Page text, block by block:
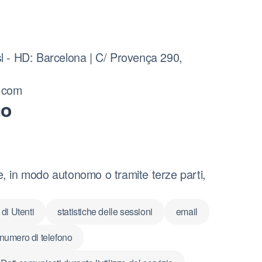
HD: Barcelona | C/ Provença 290,
in modo autonomo o tramite terze parti,
Utenti statistiche delle sessioni
email
numero di telefono